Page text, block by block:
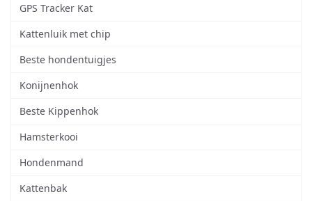
GPS Tracker Kat
Kattenluik met chip
Beste hondentuigjes
Konijnenhok
Beste Kippenhok
Hamsterkooi
Hondenmand
Kattenbak